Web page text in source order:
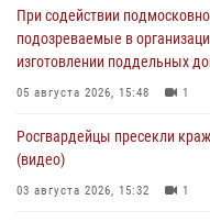
При содействии
подозреваемые в
изготовлении поддельных
05 августа 2026, 15:48 1
Росгвардейцы пресекли
(видео)
03 августа 2026, 15:32 1